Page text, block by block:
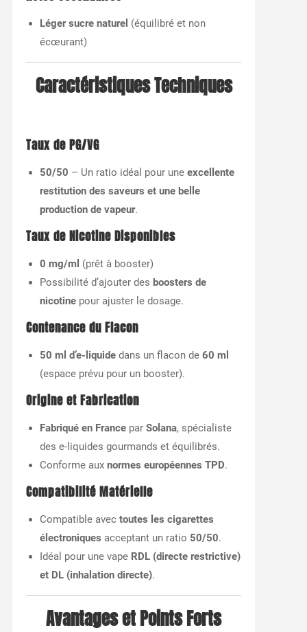
Léger sucre naturel (équilibré et non
écœurant)
Caractéristiques Techniques
Taux de PG/VG
50/50 – Un ratio idéal pour une excellente
restitution des saveurs et une belle
production de vapeur.
Taux de Nicotine Disponibles
0 mg/ml (prêt à booster)
Possibilité d’ajouter des boosters de
nicotinepour ajuster le dosage.
Contenance du Flacon
50 ml d’e-liquidedans un flacon de 60 ml
(espace prévu pour un booster).
Origine et Fabrication
Fabriqué en Francepar Solana, spécialiste
des e-liquides gourmands et équilibrés.
Conforme aux normes européennes TPD.
Compatibilité Matérielle
Compatible avec toutes les cigarettes
électroniques acceptant un ratio 50/50.
Idéal pour une vape RDL (directe restrictive)
et DL (inhalation directe).
Avantages et Points Forts